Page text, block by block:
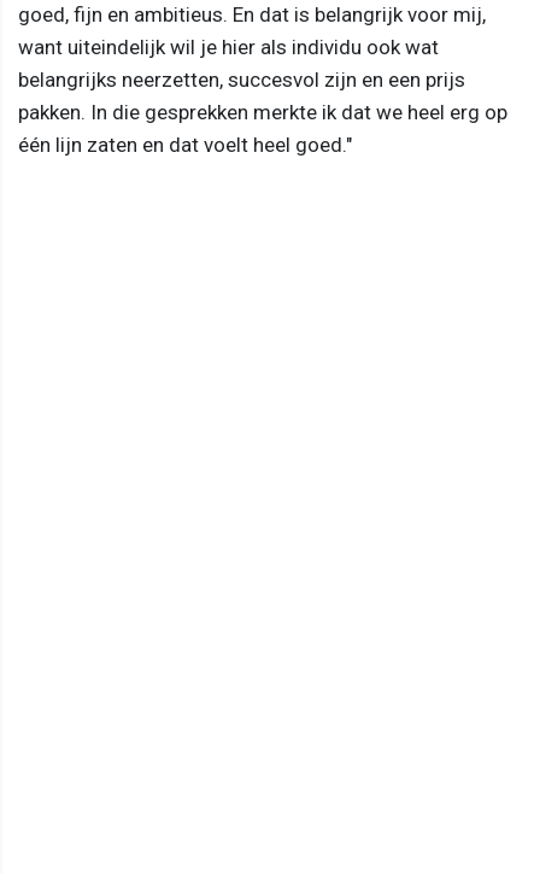
goed, fijn en ambitieus. En dat is belangrijk voor mij,
want uiteindelijk wil je hier als individu ook wat
belangrijks neerzetten, succesvol zijn en een prijs
pakken. In die gesprekken merkte ik dat we heel erg op
één lijn zaten en dat voelt heel goed."